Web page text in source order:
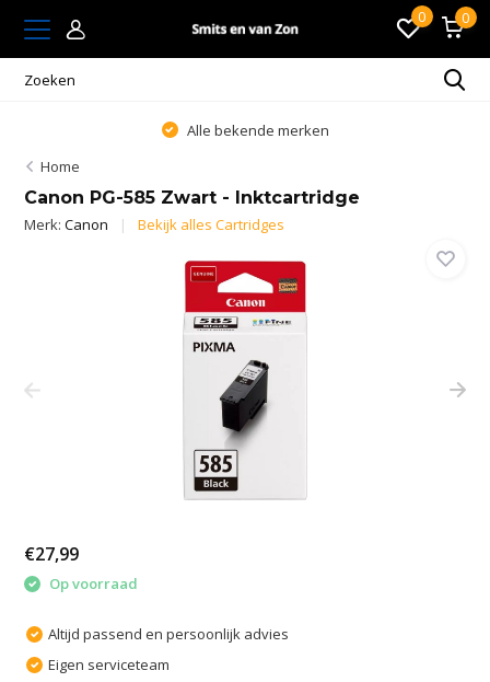
0 0
Alle bekende merken
Home
Canon PG-585 Zwart - Inktcartridge
Merk:Canon Bekijk alles Cartridges
€27,99
Op voorraad
Altijd passend en persoonlijk advies
Eigen serviceteam